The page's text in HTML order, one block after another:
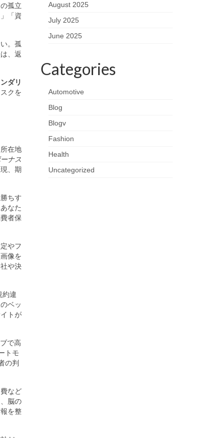
孤立
「資
。孤
、返
ダリ
クを
在地
ナス
、期
ちす
なた
者保
やフ
像を
や決
約違
ベッ
トが
で高
トモ
の判
など
脳の
を整
August 2025
July 2025
June 2025
Categories
Automotive
Blog
Blogv
Fashion
Health
Uncategorized